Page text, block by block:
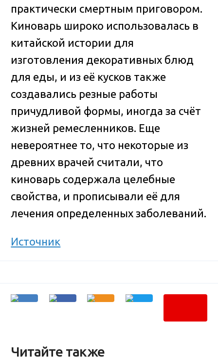
практически смертным приговором.
Киноварь широко использовалась в
китайской истории для
изготовления декоративных блюд
для еды, и из её кусков также
создавались резные работы
причудливой формы, иногда за счёт
жизней ремесленников. Еще
невероятнее то, что некоторые из
древних врачей считали, что
киноварь содержала целебные
свойства, и прописывали её для
лечения определенных заболеваний.
Источник
Читайте также